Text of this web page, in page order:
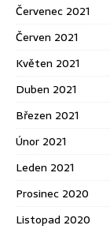
Červenec 2021
Červen 2021
Květen 2021
Duben 2021
Březen 2021
Únor 2021
Leden 2021
Prosinec 2020
Listopad 2020